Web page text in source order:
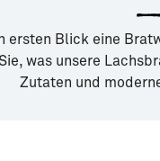
ersten Blick eine
was unsere
Zutaten und